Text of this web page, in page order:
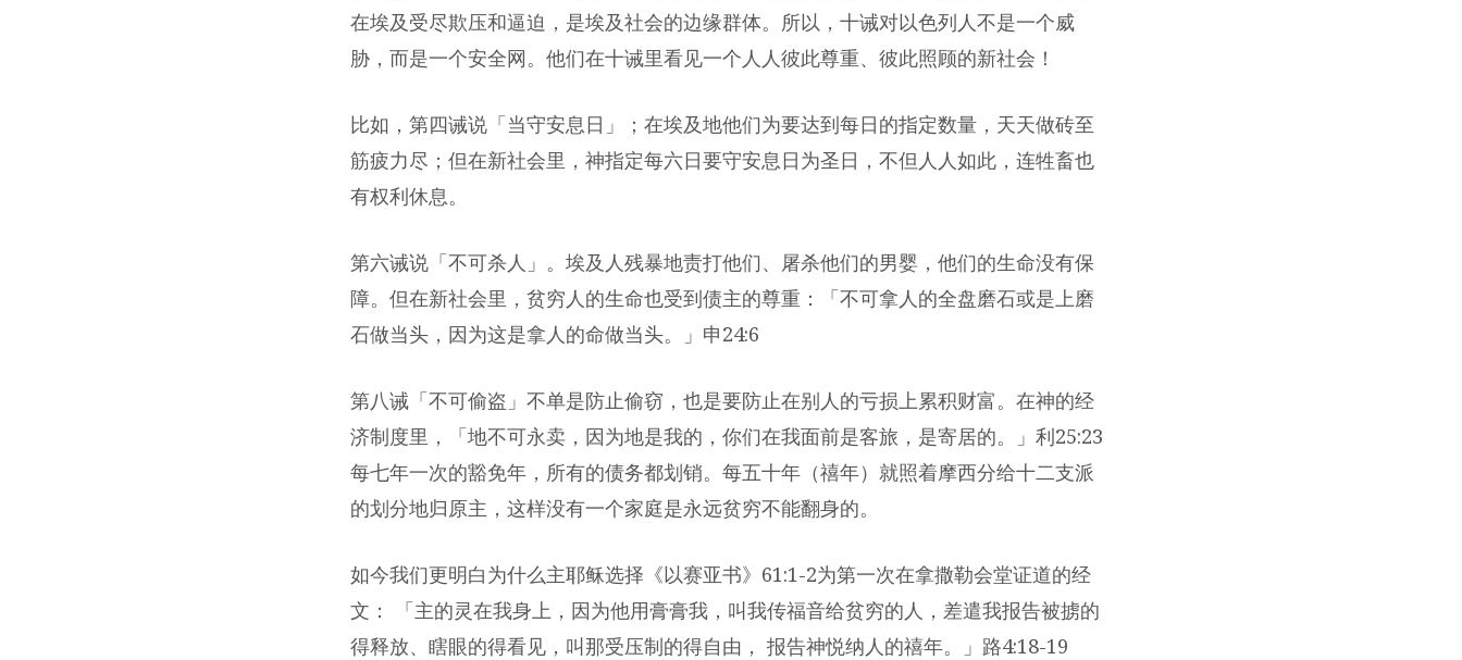
在埃及受尽欺压和逼迫，是埃及社会的边缘群体。所以，十诫对以色列人不是一个威
胁，而是一个安全网。他们在十诫里看见一个人人彼此尊重、彼此照顾的新社会！
比如，第四诫说「当守安息日」；在埃及地他们为要达到每日的指定数量，天天做砖至
筋疲力尽；但在新社会里，神指定每六日要守安息日为圣日，不但人人如此，连牲畜也
有权利休息。
第六诫说「不可杀人」。埃及人残暴地责打他们、屠杀他们的男婴，他们的生命没有保
障。但在新社会里，贫穷人的生命也受到债主的尊重：「不可拿人的全盘磨石或是上磨
石做当头，因为这是拿人的命做当头。」申24:6
第八诫「不可偷盗」不单是防止偷窃，也是要防止在别人的亏损上累积财富。在神的经
济制度里，「地不可永卖，因为地是我的，你们在我面前是客旅，是寄居的。」利25:23
每七年一次的豁免年，所有的债务都划销。每五十年（禧年）就照着摩西分给十二支派
的划分地归原主，这样没有一个家庭是永远贫穷不能翻身的。
如今我们更明白为什么主耶稣选择《以赛亚书》61:1-2为第一次在拿撒勒会堂证道的经
文： 「主的灵在我身上，因为他用膏膏我，叫我传福音给贫穷的人，差遣我报告被掳的
得释放、瞎眼的得看见，叫那受压制的得自由， 报告神悦纳人的禧年。」路4:18-19